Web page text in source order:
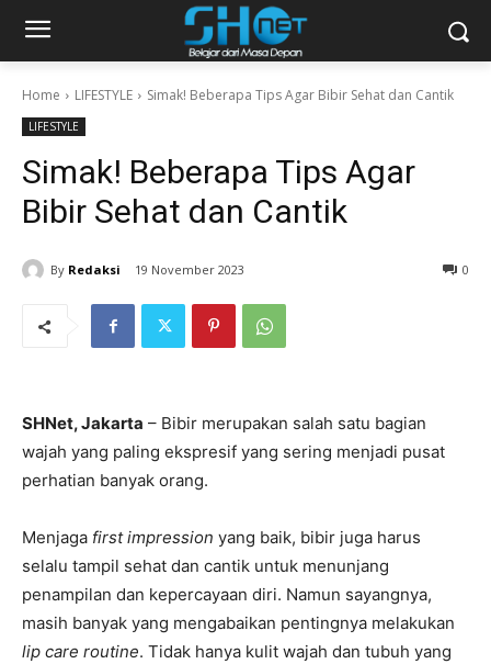
Home LIFESTYLE Simak! Beberapa Tips Agar Bibir Sehat dan Cantik
LIFESTYLE
Simak! Beberapa Tips Agar
Bibir Sehat dan Cantik
By Redaksi 19 November 2023 0
SHNet, Jakarta – Bibir merupakan salah satu bagian
wajah yang paling ekspresif yang sering menjadi pusat
perhatian banyak orang.
Menjaga first impression yang baik, bibir juga harus
selalu tampil sehat dan cantik untuk menunjang
penampilan dan kepercayaan diri. Namun sayangnya,
masih banyak yang mengabaikan pentingnya melakukan
lip care routine. Tidak hanya kulit wajah dan tubuh yang